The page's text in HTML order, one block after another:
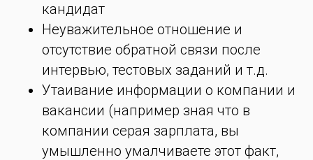
кандидат
Неуважительное отношение и
отсутствие обратной связи после
интервью, тестовых заданий и т.д.
Утаивание информации о компании и
вакансии (например зная что в
компании серая зарплата, вы
умышленно умалчиваете этот факт,